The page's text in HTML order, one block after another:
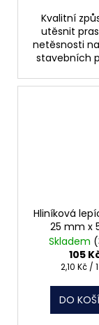
Kvalitní
utěsnit
netěsnosti
stavebních
Hliníková
25 mm x
Skladem
105
Měrná
2,10 Kč /
DO